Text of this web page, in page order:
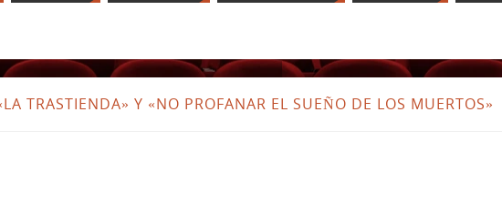
TRASTIENDA» Y «NO PROFANAR EL SUEÑO DE LOS MUERTOS»